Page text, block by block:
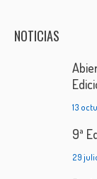
NOTICIAS
13
9ª
29